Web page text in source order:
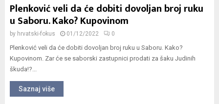
Plenković veli da će dobiti dovoljan broj ruku
u Saboru. Kako? Kupovinom
by hrvatski-fokus 01/12/2022 0
Plenković veli da će dobiti dovoljan broj ruku u Saboru. Kako?
Kupovinom. Zar će se saborski zastupnici prodati za šaku Judinih
škuda!?...
Saznaj više